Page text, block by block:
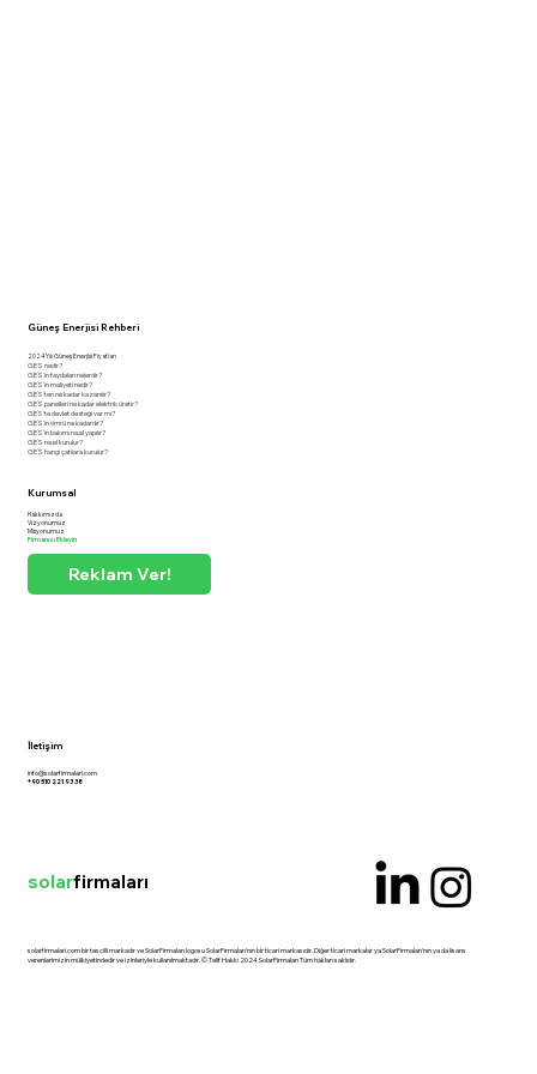
solarfirmalari.com bir tescilli markadır ve SolarFirmaları logosu SolarFirmaları'nın bir ticari markasıdır. Diğer ticari markalar ya SolarFirmaları'nın ya da lisans
verenlerimizin mülkiyetindedir ve izinleriyle kullanılmaktadır. © Telif Hakkı 2024 SolarFirmaları Tüm hakları saklıdır.
solarfirmaları
Kurumsal
Hakkımızda
Vizyonumuz
Misyonumuz
Firmanızı Ekleyin
Reklam Ver!
Güneş Enerjisi Rehberi
2024 Yılı Güneş Enerjisi Fiyatları
GES nedir?
GES'in faydaları nelerdir?
GES'in maliyeti nedir?
GES'ten ne kadar kazanılır?
GES panelleri ne kadar elektrik üretir?
GES'te devlet desteği var mı?
GES'in ömrü ne kadardır?
GES'in bakımı nasıl yapılır?
GES nasıl kurulur?
GES hangi çatılara kurulur?
İletişim
info@solarfirmalari.com
+90 510 221 93 38